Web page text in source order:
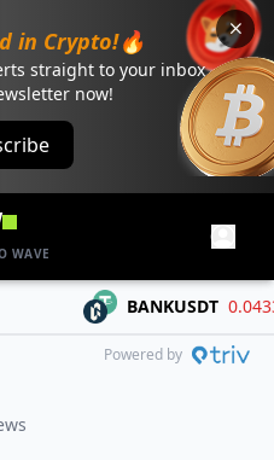
in Crypto!🔥
straight to your inbox
now!
WAVE
BANKUSDT 0.04334
Powered by